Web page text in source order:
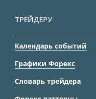
ТРЕЙДЕРУ
Календарь событий
Графики Форекс
Словарь трейдера